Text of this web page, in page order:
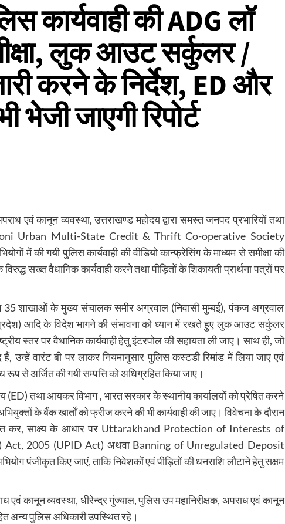
कार्यवाही की ADG लॉ
लुक आउट सर्कुलर /
करने के निर्देश, ED और
जाएगी रिपोर्ट
एवं कानून व्यवस्था, उत्तराखण्ड महोदय द्वारा समस्त जनपद प्रभारियों तथा
में Loni Urban Multi-State Credit & Thrift Co-operative Society
में की गयी पुलिस कार्यवाही की वीडियो कान्फ्रेसिंग के माध्यम से समीक्षा की
सख्त वैधानिक कार्यवाही करने तथा पीड़ितों के शिकायती प्रार्थना पत्रों पर
35 शाखाओं के मुख्य संचालक समीर अग्रवाल (निवासी मुम्बई), पंकज अग्रवाल
प्रदेश) आदि के विदेश भागने की संभावना को ध्यान में रखते हुए लुक आउट सर्कुलर
स्तर पर वैधानिक कार्यवाही हेतु इंटरपोल की सहायता ली जाए। साथ ही, जो
हैं, उन्हें वारंट बी पर लाकर नियमानुसार पुलिस कस्टडी रिमांड में लिया जाए एवं
से अर्जित की गयी सम्पत्ति को अधिग्रहित किया जाए।
(ED) तथा आयकर विभाग , भारत सरकार के स्थानीय कार्यालयों को प्रेषित करने
के बैंक खार्तों को फ्रीज करने की भी कार्यवाही की जाए। विवेचना के दौरान
कर, साक्ष्य के आधार पर Uttarakhand Protection of Interests of
2005 (UPID Act) अथवा Banning of Unregulated Deposit
पंजीकृत किए जाएं, ताकि निवेशकों एवं पीड़ितों की धनराशि लौटाने हेतु सक्षम
एवं कानून व्यवस्था, धीरेन्द्र गुंज्याल, पुलिस उप महानिरीक्षक, अपराध एवं कानून
अन्य पुलिस अधिकारी उपस्थित रहे।